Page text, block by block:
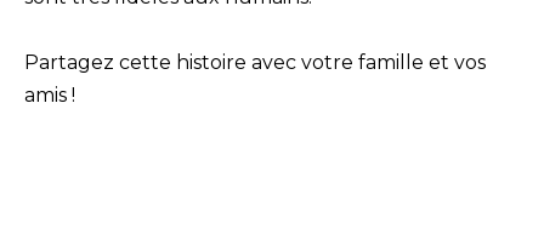
Partagez cette histoire avec votre famille et vos
amis !